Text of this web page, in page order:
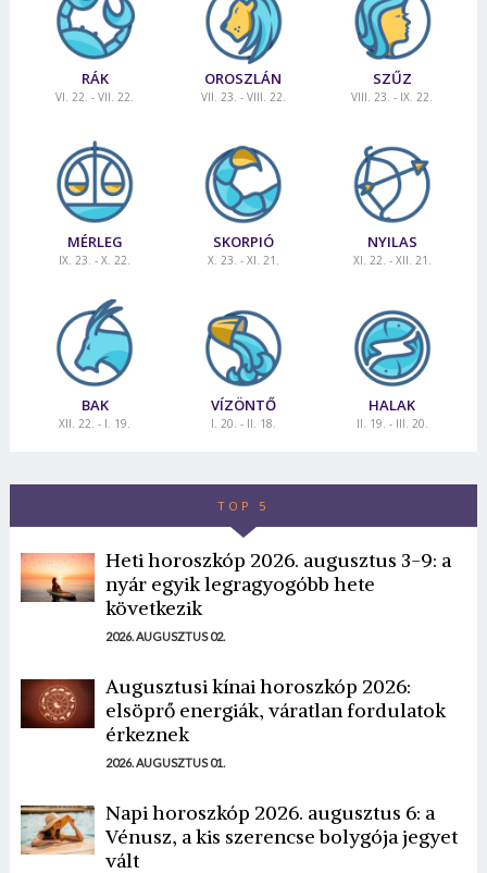
RÁK
VI. 22. - VII. 22.
OROSZLÁN
VII. 23. - VIII. 22.
SZŰZ
VIII. 23. - IX. 22.
MÉRLEG
IX. 23. - X. 22.
SKORPIÓ
X. 23. - XI. 21.
NYILAS
XI. 22. - XII. 21.
BAK
XII. 22. - I. 19.
VÍZÖNTŐ
I. 20. - II. 18.
HALAK
II. 19. - III. 20.
TOP 5
Heti horoszkóp 2026. augusztus 3-9: a
nyár egyik legragyogóbb hete
következik
2026. AUGUSZTUS 02.
Augusztusi kínai horoszkóp 2026:
elsöprő energiák, váratlan fordulatok
érkeznek
2026. AUGUSZTUS 01.
Napi horoszkóp 2026. augusztus 6: a
Vénusz, a kis szerencse bolygója jegyet
vált